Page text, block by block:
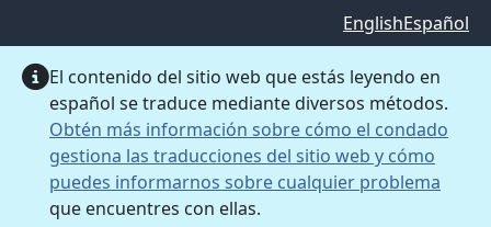
EnglishEspañol
El contenido del sitio web que estás leyendo en
español se traduce mediante diversos métodos.
Obtén más información sobre cómo el condado
gestiona las traducciones del sitio web y cómo
puedes informarnos sobre cualquier problema
que encuentres con ellas.